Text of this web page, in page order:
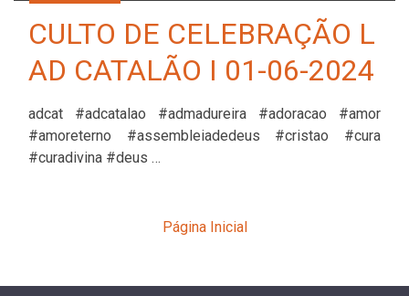
CULTO DE CELEBRAÇÃO L
AD CATALÃO I 01-06-2024
adcat #adcatalao #admadureira #adoracao #amor
#amoreterno #assembleiadedeus #cristao #cura
#curadivina #deus …
Página Inicial